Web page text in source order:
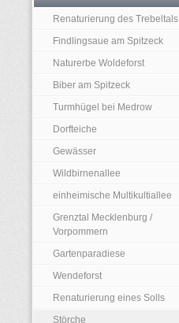
Renaturierung des Trebeltals
Findlingsaue am Spitzeck
Naturerbe Woldeforst
Biber am Spitzeck
Turmhügel bei Medrow
Dorfteiche
Gewässer
Wildbirnenallee
einheimische Multikultiallee
Grenztal Mecklenburg /
Vorpommern
Gartenparadiese
Wendeforst
Renaturierung eines Solls
Störche